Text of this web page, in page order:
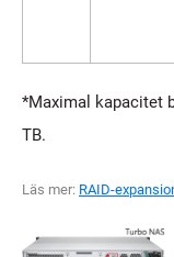
*Maximal kapacitet
TB.
Läs mer: RAID-